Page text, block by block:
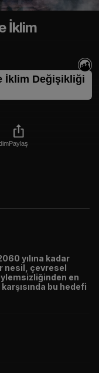
İklim
İklim Değişikliği
Paylaş
yılına kadar
nesil, çevresel
en
bu hedefi